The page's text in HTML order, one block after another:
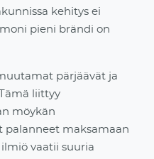
kehitys ei
pieni brändi on
pärjäävät ja
liittyy
möykän
palanneet maksamaan
vaatii suuria